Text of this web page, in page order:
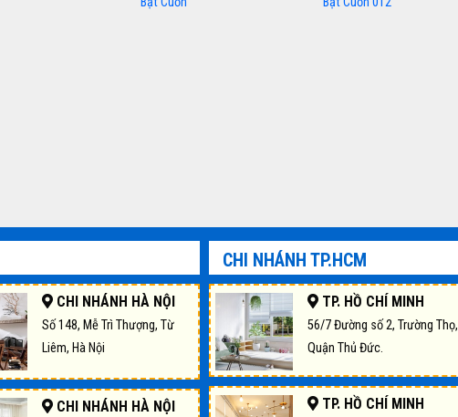
CHI NHÁNH HÀ NỘI
Số 148, Mễ Trì Thượng, Từ
Liêm, Hà Nội
CHI NHÁNH HÀ NỘI
CHI NHÁNH TP.HCM
TP. HỒ CHÍ MINH
56/7 Đường số 2, Trường Thọ,
Quận Thủ Đức.
TP. HỒ CHÍ MINH